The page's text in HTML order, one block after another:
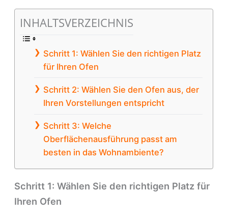
INHALTSVERZEICHNIS
Schritt 1: Wählen Sie den richtigen Platz
für Ihren Ofen
Schritt 2: Wählen Sie den Ofen aus, der
Ihren Vorstellungen entspricht
Schritt 3: Welche
Oberflächenausführung passt am
besten in das Wohnambiente?
Schritt 1: Wählen Sie den richtigen Platz für
Ihren Ofen